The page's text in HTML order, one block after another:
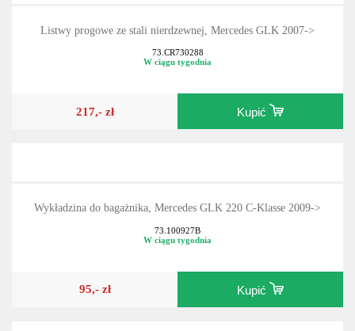
Listwy progowe ze stali nierdzewnej, Mercedes GLK 2007->
73.CR730288
W ciągu tygodnia
217,- zł Kupić
Wykładzina do bagażnika, Mercedes GLK 220 C-Klasse 2009->
73.100927B
W ciągu tygodnia
95,- zł Kupić